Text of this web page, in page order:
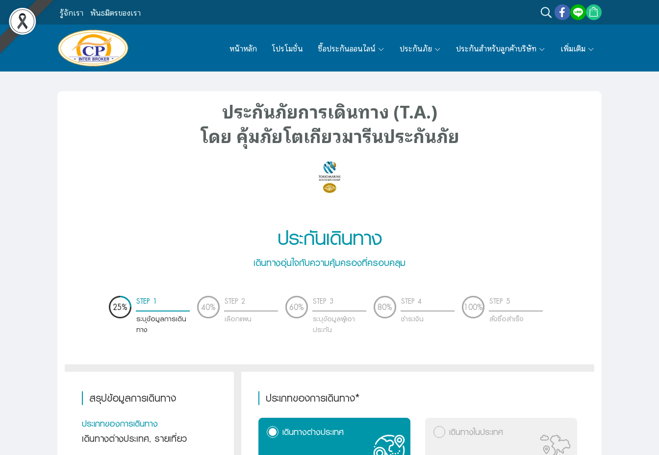
รู้จักเรา พันธมิตรของเรา
หน้าหลัก โปรโมชั่น ซื้อประกันออนไลน์ ประกันภัย ประกันสำหรับลูกค้าบริษัท เพิ่มเติม
ประกันภัยการเดินทาง (T.A.)
โดย คุ้มภัยโตเกียวมารีนประกันภัย